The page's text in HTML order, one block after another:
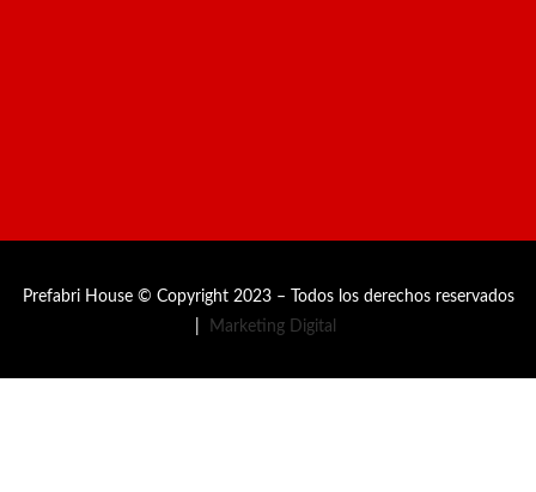
Prefabri House © Copyright 2023 – Todos los derechos reservados
Marketing Digital